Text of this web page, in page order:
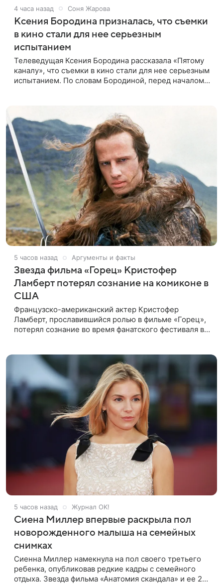
4 часа назад Соня Жарова
Ксения Бородина призналась, что съемки
в кино стали для нее серьезным
испытанием
Телеведущая Ксения Бородина рассказала «Пятому
каналу», что съемки в кино стали для нее серьезным
испытанием. По словам Бородиной, перед началом
5 часов назад Аргументы и факты
Звезда фильма «Горец» Кристофер
Ламберт потерял сознание на комиконе в
США
Французско-американский актер Кристофер
Ламберт, прославившийся ролью в фильме «Горец»,
потерял сознание во время фанатского фестиваля в
5 часов назад Журнал OK!
Сиена Миллер впервые раскрыла пол
новорожденного малыша на семейных
снимках
Сиенна Миллер намекнула на пол своего третьего
ребенка, опубликовав редкие кадры с семейного
отдыха. Звезда фильма «Анатомия скандала» и ее 29-